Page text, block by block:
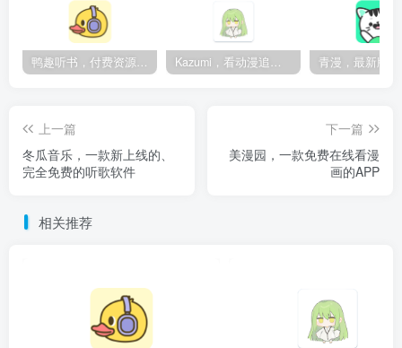
鸭趣听书，付费资源无限制，内置多书源 Kazumi，看动漫追番的神器，纯净无广
上一篇
冬瓜音乐，一款新上线的、
完全免费的听歌软件
下一篇
美漫园，一款免费在线看漫
画的APP
相关推荐